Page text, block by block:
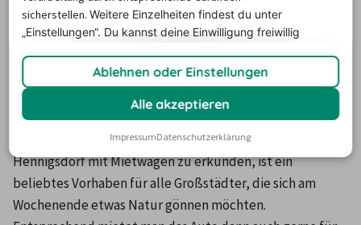
Woche vorher aber empfehlenswert.
Wie lange werden die Autos in
Hennigsdorf im Schnitt
gemietet?
Hennigsdorf mit Mietwagen zu erkunden, ist ein
beliebtes Vorhaben für alle Großstädter, die sich am
Wochenende etwas Natur gönnen möchten.
sicherstellen.Weitere Einzelheiten findest du unter
„Einstellungen“. Du kannst deine Einwilligung freiwillig
Ablehnen oder Einstellungen
Alle akzeptieren
ImpressumDatenschutzerklärung